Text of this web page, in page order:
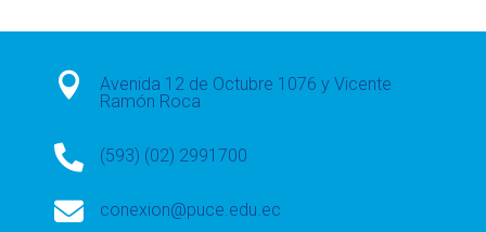

Avenida 12 de Octubre 1076 y Vicente
Ramón Roca
 (593) (02) 2991700
 conexion@puce.edu.ec